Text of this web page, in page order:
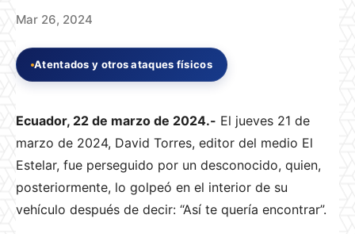
Mar 26, 2024
Atentados y otros ataques físicos
Ecuador, 22 de marzo de 2024.- El jueves 21 de
marzo de 2024, David Torres, editor del medio El
Estelar, fue perseguido por un desconocido, quien,
posteriormente, lo golpeó en el interior de su
vehículo después de decir: “Así te quería encontrar”.